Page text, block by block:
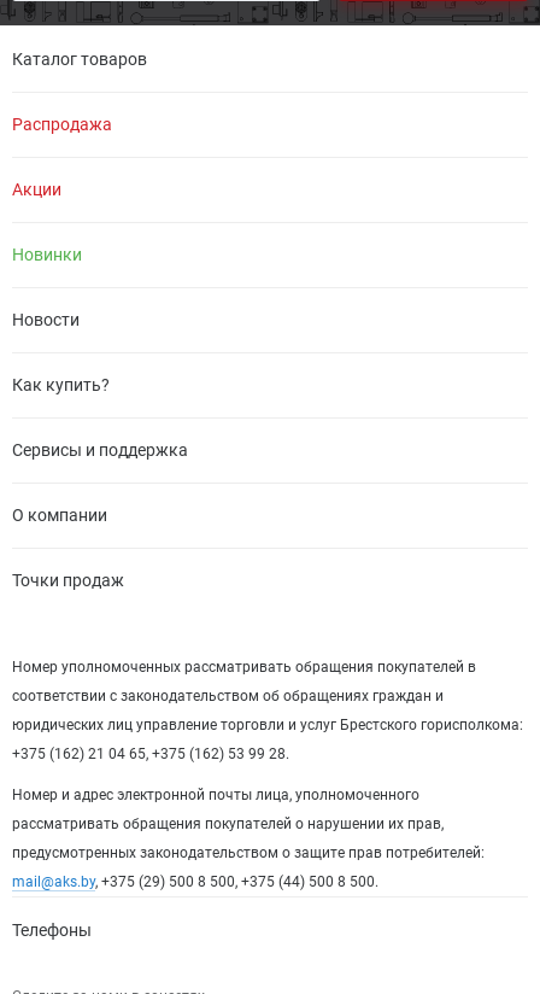
Каталог товаров
Распродажа
Акции
Новинки
Новости
Как купить?
Сервисы и поддержка
О компании
Точки продаж
Номер уполномоченных рассматривать обращения покупателей в
соответствии с законодательством об обращениях граждан и
юридических лиц управление торговли и услуг Брестского горисполкома:
+375 (162) 21 04 65, +375 (162) 53 99 28.
Номер и адрес электронной почты лица, уполномоченного
рассматривать обращения покупателей о нарушении их прав,
предусмотренных законодательством о защите прав потребителей:
mail@aks.by, +375 (29) 500 8 500, +375 (44) 500 8 500.
Телефоны